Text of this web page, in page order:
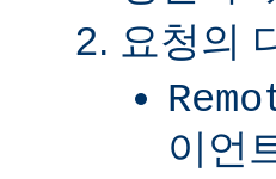
요청의
이언